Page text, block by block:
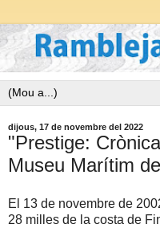
dijous, 17 de novembre del 2022
"Prestige:
Museu Marítim
El 13 de novembre de
28 milles de la costa de